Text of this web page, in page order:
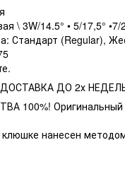
\ 3W/14.5° • 5/17,5° •7/
Стандарт (Regular),
ДО 2х
100%!
нанесен